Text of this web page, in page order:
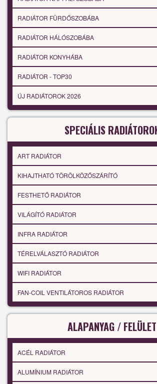
RADIÁTOR FÜRDŐSZOBÁBA
RADIÁTOR HÁLÓSZOBÁBA
RADIÁTOR KONYHÁBA
RADIÁTOR - TOP30
ÚJ RADIÁTOROK 2026
SPECIÁLIS
ART RADIÁTOR
KIHAJTHATÓ TÖRÖLKÖZŐSZÁRÍTÓ
FESTHETŐ RADIÁTOR
VILÁGÍTÓ RADIÁTOR
INFRA RADIÁTOR
TÉRELVÁLASZTÓ RADIÁTOR
WIFI RADIÁTOR
FAN-COIL VENTILÁTOROS RADIÁTOR
ALAPANYAG / FELÜLET
ACÉL RADIÁTOR
ALUMÍNIUM RADIÁTOR